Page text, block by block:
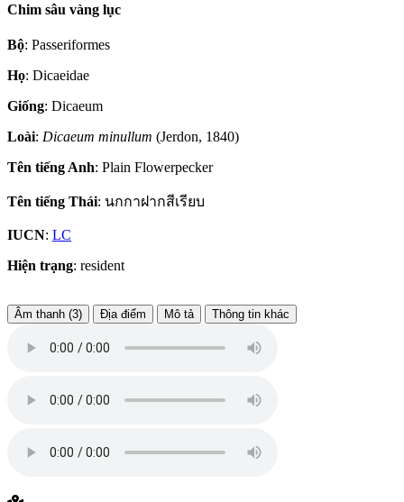
Chim sâu vàng lục
Bộ: Passeriformes
Họ: Dicaeidae
Giống: Dicaeum
Loài: Dicaeum minullum (Jerdon, 1840)
Tên tiếng Anh: Plain Flowerpecker
Tên tiếng Thái: นกกาฝากสีเรียบ
IUCN: LC
Hiện trạng: resident
Âm thanh (3) Địa điểm Mô tả Thông tin khác